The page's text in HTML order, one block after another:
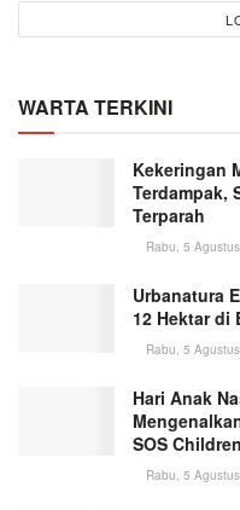
WARTA TERKINI
Kekeringan
Terdampak,
Terparah
Rabu, 5
Urbanatura
12 Hektar di
Rabu, 5
Hari Anak
SOS
Rabu, 5